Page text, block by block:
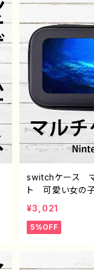
switchケース
ト 可愛い女の
い 風景 綺麗
ー スイッチケ
め 人気 イラ
ル：海に還る
¥3,021
5%OFF